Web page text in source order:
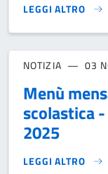
LEGGI ALTRO
MENÙ MENSA
NOTIZIA 03
Menù
scolastica
2025
LEGGI ALTRO
MENÙ MENSA